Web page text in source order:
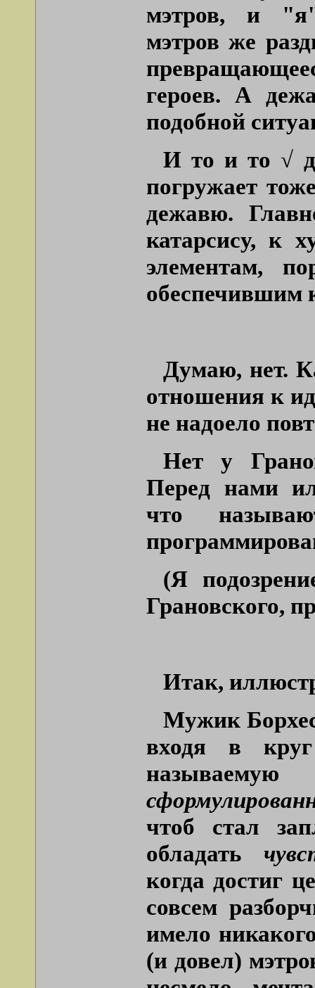
мэтров, и "я"-
мэтров же
героев. А
подобной
И то и то √
погружает
дежавю.
катарсису, к
элементам,
обеспечившим
Думаю, нет.
отношения к
не надоело
Нет у
Перед нами
что
(Я
Грановского,
Итак,
Мужик
входя в
чтоб стал
обладать
когда достиг
совсем
имело
(и довел)